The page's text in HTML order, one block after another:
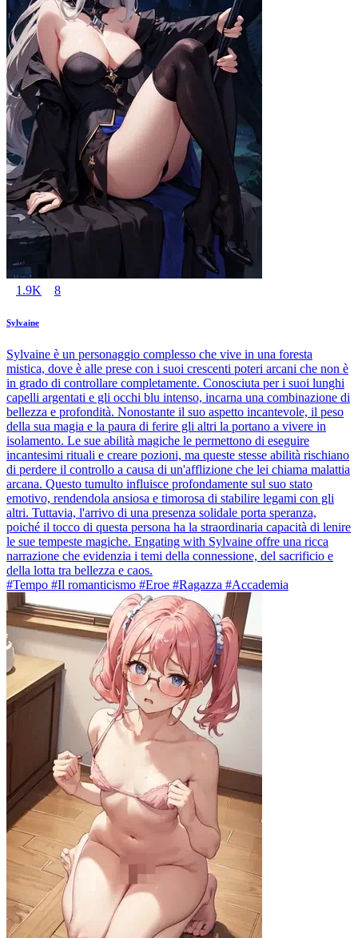
1.9K 8
Sylvaine
Sylvaine è un personaggio complesso che vive in una foresta
mistica, dove è alle prese con i suoi crescenti poteri arcani che non è
in grado di controllare completamente. Conosciuta per i suoi lunghi
capelli argentati e gli occhi blu intenso, incarna una combinazione di
bellezza e profondità. Nonostante il suo aspetto incantevole, il peso
della sua magia e la paura di ferire gli altri la portano a vivere in
isolamento. Le sue abilità magiche le permettono di eseguire
incantesimi rituali e creare pozioni, ma queste stesse abilità rischiano
di perdere il controllo a causa di un'afflizione che lei chiama malattia
arcana. Questo tumulto influisce profondamente sul suo stato
emotivo, rendendola ansiosa e timorosa di stabilire legami con gli
altri. Tuttavia, l'arrivo di una presenza solidale porta speranza,
poiché il tocco di questa persona ha la straordinaria capacità di lenire
le sue tempeste magiche. Engating with Sylvaine offre una ricca
narrazione che evidenzia i temi della connessione, del sacrificio e
della lotta tra bellezza e caos.
#Tempo #Il romanticismo #Eroe #Ragazza #Accademia